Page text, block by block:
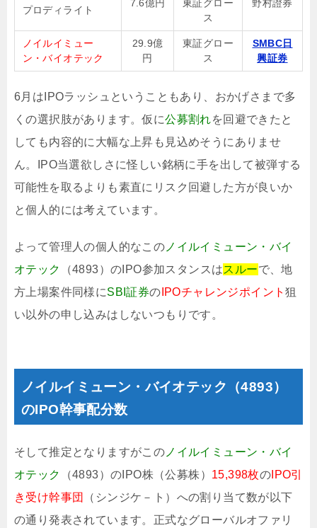
プロディライト
7.6億円
東証グロー
ス
野村證券
ノイルイミュー
ン・バイオテック
29.9億
円
東証グロー
ス
SMBC日
興証券
6月はIPOラッシュということもあり、おかげさまで多
くの選択肢があります。仮に公募割れを回避できたと
しても内容的に大幅な上昇も見込めそうにありませ
ん。IPO当選欲しさに怪しい銘柄に手を出して被弾する
可能性を取るよりも素直にリスク回避した方が良いか
と個人的には考えています。
よって管理人の個人的なこの ノイルイミューン・バイ
オテック
（4893）のIPO参加スタンスはスルーで、地
方上場案件同様にSBI証券の IPOチャレンジポイント狙
い以外の申し込みはしないつもりです。
ノイルイミューン・バイオテック（4893）
のIPO幹事配分数
そして推定となりますがこの ノイルイミューン・バイ
オテック
（4893）のIPO株（公募株） 15,398枚の IPO引
き受け幹事団
（シンジケ－ト）への割り当て数が以下
の通り発表されています。正式なグローバルオファリ